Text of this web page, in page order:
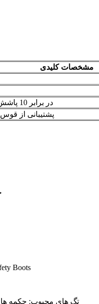
مشخصات کلیدی
در برابر 10 پاشش شیمیایی (شامل 30 ٪ اسید سولفوریک) مقاومت می کند
32 ٪ پشتیبانی از قوس بهبود یافته ،
تگ های محبوب: چکمه